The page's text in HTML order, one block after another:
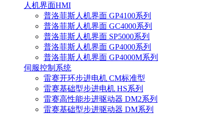
人机界面HMI
普洛菲斯人机界面 GP4100系列
普洛菲斯人机界面 GC4000系列
普洛菲斯人机界面 SP5000系列
普洛菲斯人机界面 GP4000系列
普洛菲斯人机界面 GP4000M系列
伺服控制系统
雷赛开环步进电机 CM标准型
雷赛基础型步进电机 HS系列
雷赛高性能步进驱动器 DM2系列
雷赛基础型步进驱动器 DM系列